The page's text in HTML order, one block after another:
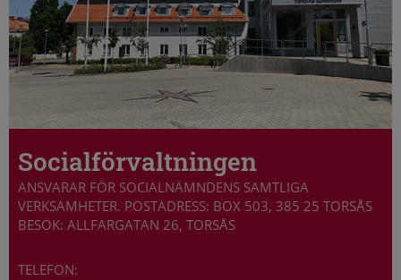
Socialförvaltningen
ANSVARAR FÖR SOCIALNÄMNDENS SAMTLIGA
VERKSAMHETER. POSTADRESS: BOX 503, 385 25 TORSÅS
BESÖK: ALLFARGATAN 26, TORSÅS